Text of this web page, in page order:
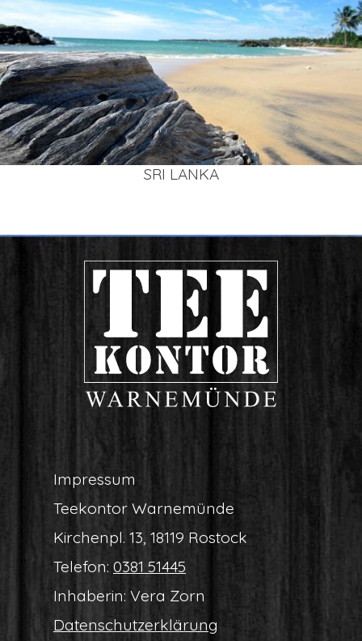
SRI LAN­KA
Impres­sum
Tee­kon­tor Warnemünde
Kir­chen­pl. 13, 18119 Rostock
Tele­fon: 0381 51445
Inha­be­rin: Vera Zorn
Daten­schutz­er­klä­rung